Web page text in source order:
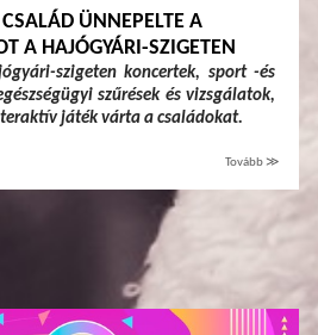
ÜNNEPELTE A
A HAJÓGYÁRI-SZIGETEN
szigeten koncertek, sport -és
szűrések és vizsgálatok,
játék várta a családokat.
Tovább ≫